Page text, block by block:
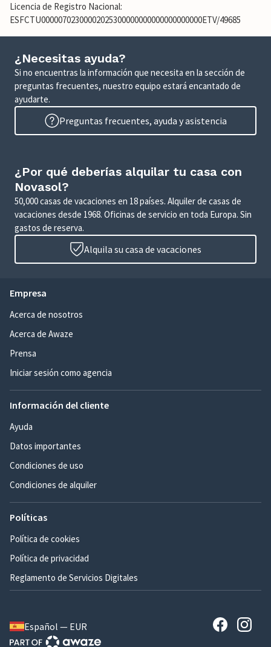
Licencia de Registro Nacional:
ESFCTU00000702300002025300000000000000000000ETV/49685
¿Necesitas ayuda?
Si no encuentras la información que necesita en la sección de
preguntas frecuentes, nuestro equipo estará encantado de
ayudarte.
Preguntas frecuentes, ayuda y asistencia
¿Por qué deberías alquilar tu casa con
Novasol?
50,000 casas de vacaciones en 18 países. Alquiler de casas de
vacaciones desde 1968. Oficinas de servicio en toda Europa. Sin
gastos de reserva.
Alquila su casa de vacaciones
Empresa
Acerca de nosotros
Acerca de Awaze
Prensa
Iniciar sesión como agencia
Información del cliente
Ayuda
Datos importantes
Condiciones de uso
Condiciones de alquiler
Políticas
Política de cookies
Política de privacidad
Reglamento de Servicios Digitales
Español — EUR